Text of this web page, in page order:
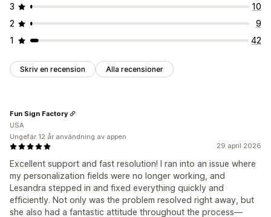
3
10
2
9
1
42
Skriv en recension Alla recensioner
29 april 2026
Excellent support and fast resolution! I ran into an issue where
my personalization fields were no longer working, and
Lesandra stepped in and fixed everything quickly and
efficiently. Not only was the problem resolved right away, but
she also had a fantastic attitude throughout the process—
Fun Sign Factory
USA
Ungefär 12 år användning av appen